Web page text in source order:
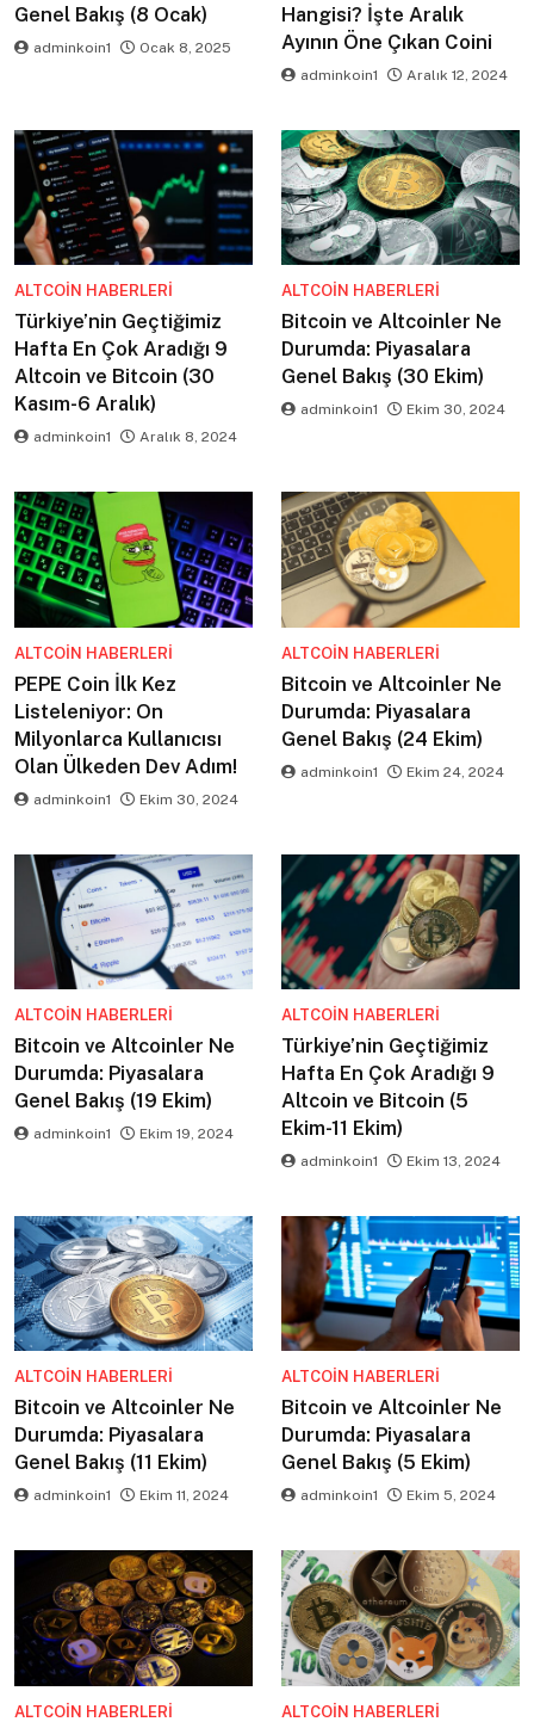
Genel Bakış (8 Ocak)
adminkoin1 Ocak 8, 2025
Hangisi? İşte Aralık
Ayının Öne Çıkan Coini
adminkoin1 Aralık 12, 2024
ALTCOIN HABERLERI
Türkiye’nin Geçtiğimiz
Hafta En Çok Aradığı 9
Altcoin ve Bitcoin (30
Kasım-6 Aralık)
adminkoin1 Aralık 8, 2024
ALTCOIN HABERLERI
Bitcoin ve Altcoinler Ne
Durumda: Piyasalara
Genel Bakış (30 Ekim)
adminkoin1 Ekim 30, 2024
ALTCOIN HABERLERI
PEPE Coin İlk Kez
Listeleniyor: On
Milyonlarca Kullanıcısı
Olan Ülkeden Dev Adım!
adminkoin1 Ekim 30, 2024
ALTCOIN HABERLERI
Bitcoin ve Altcoinler Ne
Durumda: Piyasalara
Genel Bakış (24 Ekim)
adminkoin1 Ekim 24, 2024
ALTCOIN HABERLERI
Bitcoin ve Altcoinler Ne
Durumda: Piyasalara
Genel Bakış (19 Ekim)
adminkoin1 Ekim 19, 2024
ALTCOIN HABERLERI
Türkiye’nin Geçtiğimiz
Hafta En Çok Aradığı 9
Altcoin ve Bitcoin (5
Ekim-11 Ekim)
adminkoin1 Ekim 13, 2024
ALTCOIN HABERLERI
Bitcoin ve Altcoinler Ne
Durumda: Piyasalara
Genel Bakış (11 Ekim)
adminkoin1 Ekim 11, 2024
ALTCOIN HABERLERI
Bitcoin ve Altcoinler Ne
Durumda: Piyasalara
Genel Bakış (5 Ekim)
adminkoin1 Ekim 5, 2024
ALTCOIN HABERLERI ALTCOIN HABERLERI